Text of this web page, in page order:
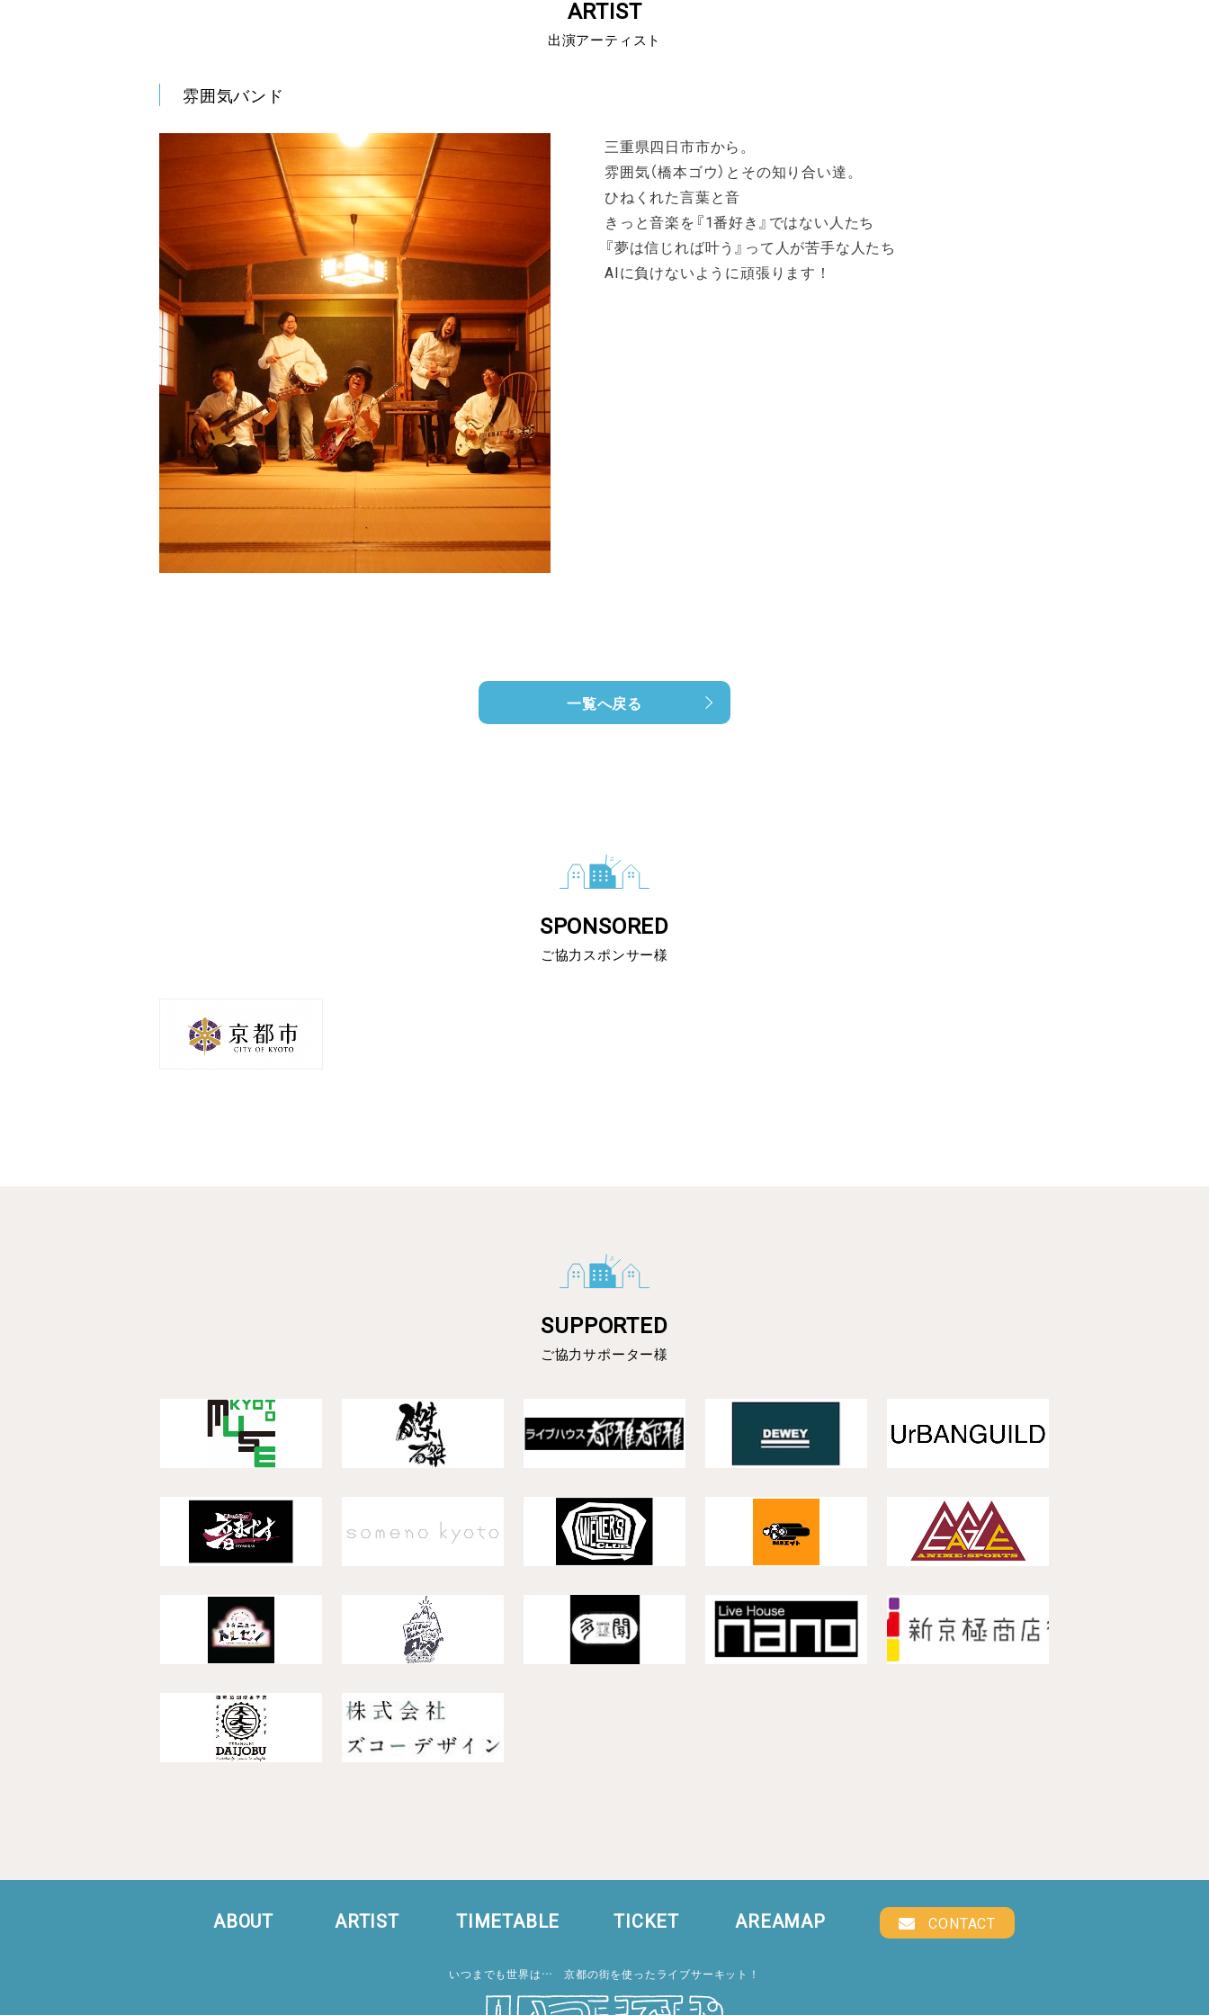
ARTIST
出演アーティスト
雰囲気バンド
三重県四日市市から。
雰囲気（橋本ゴウ）とその知り合い達。
ひねくれた言葉と音
きっと音楽を『1番好き』ではない人たち
『夢は信じれば叶う』って人が苦手な人たち
AIに負けないように頑張ります！
一覧へ戻る
SPONSORED
ご協力スポンサー様
SUPPORTED
ご協力サポーター様
ABOUT ARTIST TIMETABLE TICKET AREAMAP CONTACT
いつまでも世界は… 京都の街を使ったライブサーキット！